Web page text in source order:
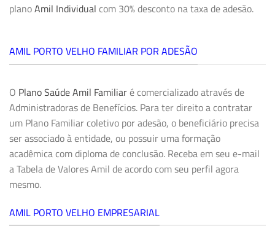
planoAmil Individual com 30% desconto na taxa de adesão.
AMIL PORTO VELHO FAMILIAR POR ADESÃO
O Plano Saúde Amil Familiaré comercializado através de
Administradoras de Benefícios. Para ter direito a contratar
um Plano Familiar coletivo por adesão, o beneficiário precisa
ser associado à entidade, ou possuir uma formação
acadêmica com diploma de conclusão. Receba em seu e-mail
a Tabela de Valores Amil de acordo com seu perfil agora
mesmo.
AMIL PORTO VELHO EMPRESARIAL